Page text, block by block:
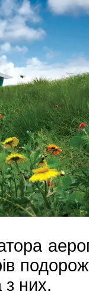
з них.